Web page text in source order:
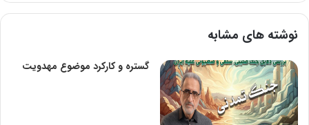
نوشته های مشابه
گستره‌ و کارکرد موضوع‌ مهدویت